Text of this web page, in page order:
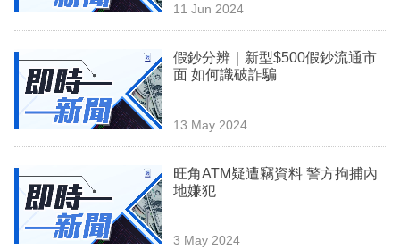
資
理
業
科
11 Jun 2024
假鈔分辨｜新型$500假鈔流通市
面 如何識破詐騙
13 May 2024
旺角ATM疑遭竊資料 警方拘捕內
地嫌犯
3 May 2024